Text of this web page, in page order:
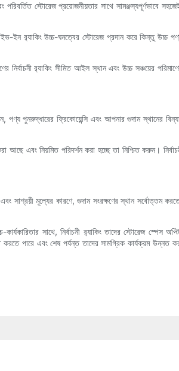
পরিবর্তিত স্টোরেজ প্রয়োজনীয়তার সাথে সামঞ্জস্যপূর্ণভাবে
ইন র‍্যাকিং উচ্চ-ঘনত্বের স্টোরেজ প্রদান করে কিন্তু উচ্চ
নির্বাচনী র‍্যাকিং সীমিত আইল স্থান এবং উচ্চ সঞ্চয়ের
পণ্য পুনরুদ্ধারের ফ্রিকোয়েন্সি এবং আপনার গুদাম স্থানের
এবং নিয়মিত পরিদর্শন করা হচ্ছে তা নিশ্চিত করুন।
সাশ্রয়ী মূল্যের কারণে, গুদাম সংরক্ষণের স্থান সর্বোত্তম
সাথে, নির্বাচনী র‍্যাকিং তাদের স্টোরেজ স্পেস
করতে পারে এবং শেষ পর্যন্ত তাদের সামগ্রিক কার্যক্রম উন্নত